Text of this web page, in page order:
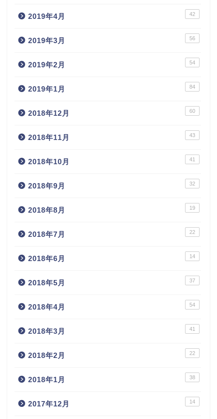
2019年4月 42
2019年3月 56
2019年2月 54
2019年1月 84
2018年12月 60
2018年11月 43
2018年10月 41
2018年9月 32
2018年8月 19
2018年7月 22
2018年6月 14
2018年5月 37
2018年4月 54
2018年3月 41
2018年2月 22
2018年1月 38
2017年12月 14